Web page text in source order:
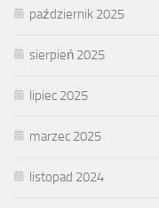
październik 2025
sierpień 2025
lipiec 2025
marzec 2025
listopad 2024